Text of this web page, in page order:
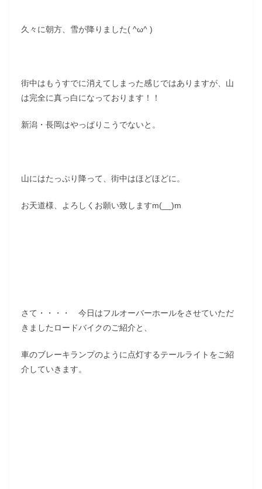
久々に朝方、雪が降りました( ^ω^ )
街中はもうすでに消えてしまった感じではありますが、山
は完全に真っ白になっております！！
新潟・長岡はやっぱりこうでないと。
山にはたっぷり降って、街中はほどほどに。
お天道様、よろしくお願い致しますm(__)m
さて・・・・ 今日はフルオーバーホールをさせていただ
きましたロードバイクのご紹介と、
車のブレーキランプのように点灯するテールライトをご紹
介していきます。